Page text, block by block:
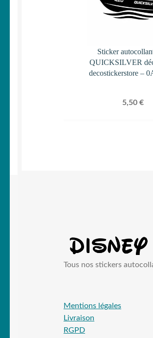
Sticker
QUICKSILVER
decostickerstore –
5,50 €
Tous nos stickers
Mentions légales
Livraison
RGPD